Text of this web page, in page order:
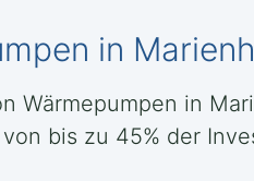
in
Wärmepumpen in
bis zu 45% der